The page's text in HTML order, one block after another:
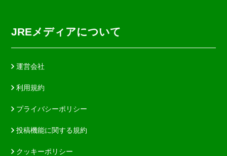
JREメディアについて
運営会社
利用規約
プライバシーポリシー
投稿機能に関する規約
クッキーポリシー